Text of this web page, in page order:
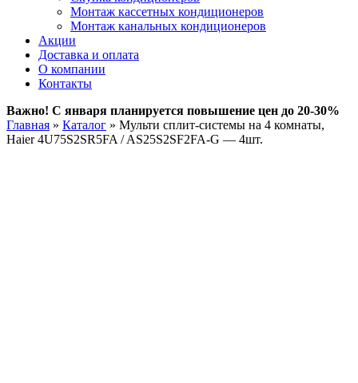
Монтаж кассетных кондиционеров
Монтаж канальных кондиционеров
Акции
Доставка и оплата
О компании
Контакты
Важно! С января планируется повышение цен до 20-30%
Главная » Каталог » Мульти сплит-системы на 4 комнаты,
Haier 4U75S2SR5FA / AS25S2SF2FA-G — 4шт.